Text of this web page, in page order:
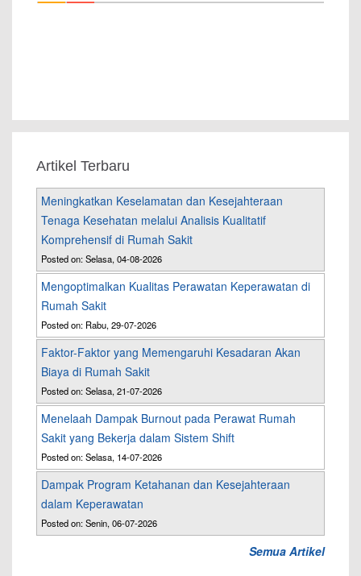
Artikel Terbaru
Meningkatkan Keselamatan dan Kesejahteraan
Tenaga Kesehatan melalui Analisis Kualitatif
Komprehensif di Rumah Sakit
Posted on: Selasa, 04-08-2026
Mengoptimalkan Kualitas Perawatan Keperawatan di
Rumah Sakit
Posted on: Rabu, 29-07-2026
Faktor-Faktor yang Memengaruhi Kesadaran Akan
Biaya di Rumah Sakit
Posted on: Selasa, 21-07-2026
Menelaah Dampak Burnout pada Perawat Rumah
Sakit yang Bekerja dalam Sistem Shift
Posted on: Selasa, 14-07-2026
Dampak Program Ketahanan dan Kesejahteraan
dalam Keperawatan
Posted on: Senin, 06-07-2026
Semua Artikel